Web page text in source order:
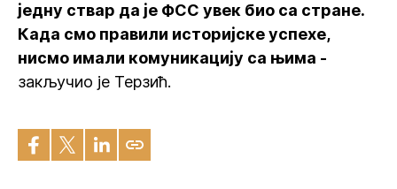
једну ствар да је ФСС увек био са стране.
Када смо правили историјске успехе,
нисмо имали комуникацију са њима -
закључио је Терзић.